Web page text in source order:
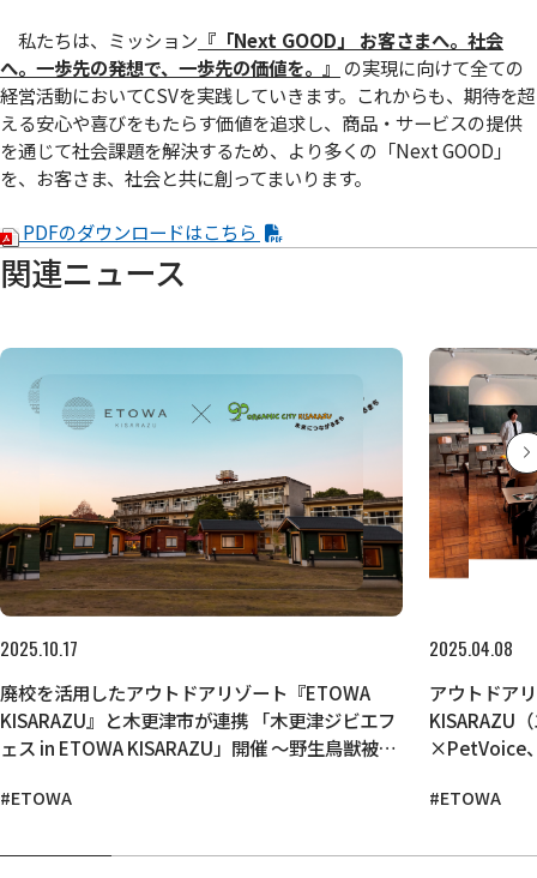
私たちは、ミッション 『「Next GOOD」 お客さまへ。社会
へ。⼀歩先の発想で、⼀歩先の価値を。』 の実現に向けて全ての
経営活動においてCSVを実践していきます。これからも、期待を超
える安心や喜びをもたらす価値を追求し、商品・サービスの提供
を通じて社会課題を解決するため、より多くの「Next GOOD」
を、お客さま、社会と共に創ってまいります。
PDFのダウンロードはこちら
関連ニュース
2025.10.17
廃校を活用したアウトドアリゾート『ETOWA
KISARAZU』と木更津市が連携 「木更津ジビエフ
ェス in ETOWA KISARAZU」開催 ～野生鳥獣被害
図る～
#ETOWA
2025.04.08
アウトドア
KISARAZU
×PetVoice
#ETOWA